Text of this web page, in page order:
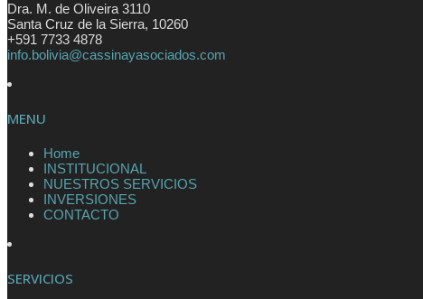
Dra. M. de Oliveira 3110
Santa Cruz de la Sierra, 10260
+591 7733 4878
info.bolivia@cassinayasociados.com
MENU
Home
INSTITUCIONAL
NUESTROS SERVICIOS
INVERSIONES
CONTACTO
SERVICIOS